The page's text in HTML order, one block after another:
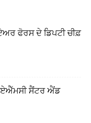
ਫੋਰਸ ਦੇ ਡਿਪਟੀ ਚੀਫ਼
ਸੈਂਟਰ ਐਂਡ